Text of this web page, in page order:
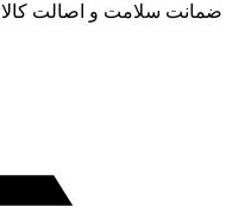
ضمانت سلامت و اصالت کالا